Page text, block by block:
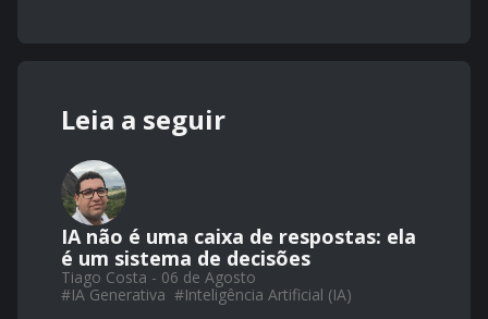
Leia a seguir
IA não é uma caixa de respostas: ela
é um sistema de decisões
Tiago Costa - 06 de Agosto
#IA Generativa #Inteligência Artificial (IA)